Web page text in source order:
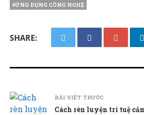
#ỨNG DỤNG CÔNG NGHỆ
SHARE:
BÀI VIẾT TRƯỚC
Cách rèn luyện trí tuệ